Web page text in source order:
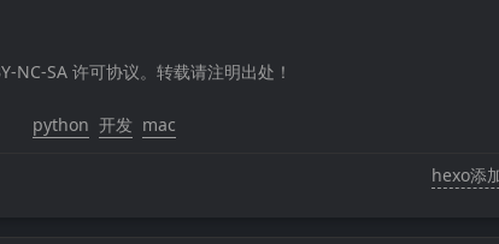
NC-SA 许可协议。转载请注明出处！
python 开发 mac
hexo添